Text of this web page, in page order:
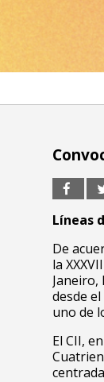
Líneas
De
la
Janeiro,
desde
uno de
El CII,